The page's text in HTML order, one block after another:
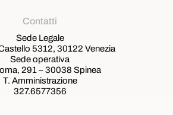
Contatti
Sede Legale
5312, 30122 Venezia
Sede operativa
291 – 30038 Spinea
T. Amministrazione
327.6577356